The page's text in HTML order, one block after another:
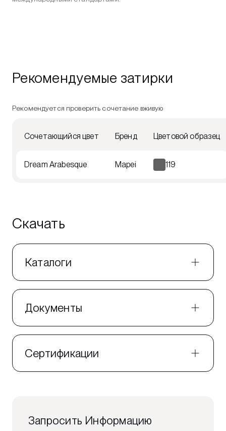
Рекомендуемые затирки
Рекомендуется проверить сочетание вживую
Сочетающийся цвет Бренд Цветовой образец
Dream Arabesque Mapei 119
Скачать
Каталоги
Документы
Сертификации
Запросить Информацию